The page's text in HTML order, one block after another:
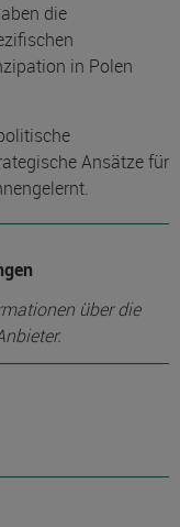
die
in Polen
Ansätze für
über die